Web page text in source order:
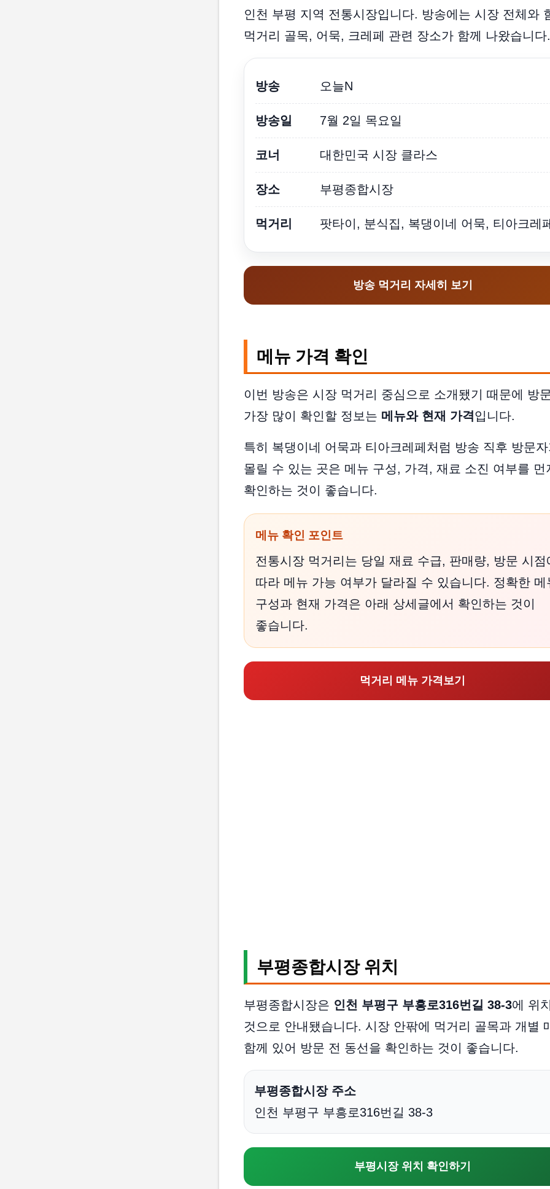
인천 부평 지역 전통시장입니다. 방송에는 시장 전체와
먹거리 골목, 어묵, 크레페 관련 장소가 함께 나왔습니다.
방송 오늘N
방송일 7월 2일 목요일
코너 대한민국 시장 클라스
장소 부평종합시장
먹거리 팟타이, 분식집, 복댕이네 어묵, 티아크레
방송 먹거리 자세히 보기
메뉴 가격 확인
이번 방송은 시장 먹거리 중심으로 소개됐기 때문에 방
가장 많이 확인할 정보는 메뉴와 현재 가격입니다.
특히 복댕이네 어묵과 티아크레페처럼 방송 직후 방문
몰릴 수 있는 곳은 메뉴 구성, 가격, 재료 소진 여부를 먼
확인하는 것이 좋습니다.
메뉴 확인 포인트
전통시장 먹거리는 당일 재료 수급, 판매량, 방문 시점
따라 메뉴 가능 여부가 달라질 수 있습니다. 정확한 메
구성과 현재 가격은 아래 상세글에서 확인하는 것이
좋습니다.
먹거리 메뉴 가격보기
부평종합시장 위치
부평종합시장은 인천 부평구 부흥로316번길 38-3에 위
것으로 안내됐습니다. 시장 안팎에 먹거리 골목과 개별
함께 있어 방문 전 동선을 확인하는 것이 좋습니다.
부평종합시장 주소
인천 부평구 부흥로316번길 38-3
부평시장 위치 확인하기